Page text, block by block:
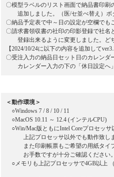
〇模型ラベルのリスト画面で納品書印
追加しました。（医/セ並べ替え）ボ
〇納品予定表で中～日の設定が空欄でも
〇請求書領収書の社印の印影登録で社
登録出来るように変更しました。ど
【2024/10/24に以下の内容を追加して
〇受注入力の納品日セット日のカレン
カレンダー入力の下の「休日設定へ
＜動作環境＞
○Windows 7 / 8 / 10 / 11
○MacOS 10.11 ～ 12.4 (インテルCPU)
○Win/Mac版ともにIntel Coreプロセッ
上記プロセッサ以外でも動作致しま
また印刷帳票もご希望の用紙タイプ
お手数ですが十分ご確認ください
○メモリも上記プロセッサで4GB以上